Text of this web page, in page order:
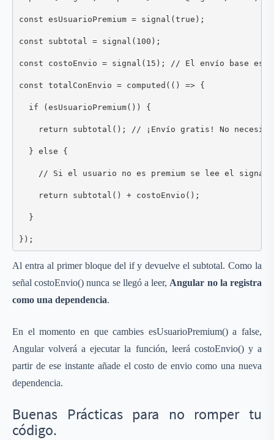
const esUsuarioPremium = signal(true);
const subtotal = signal(100);
const costoEnvio = signal(15); // El envío base es
const totalConEnvio = computed(() => {
  if (esUsuarioPremium()) {
return subtotal(); // ¡Envío gratis! No
  } else {
// Si el usuario no es premium se lee el signal
    return subtotal() + costoEnvio();
  }
});
Al entra al primer bloque del if y devuelve el subtotal. Como la
señal costoEnvio() nunca se llegó a leer, Angular no la registra
como una dependencia.
En el momento en que cambies esUsuarioPremium() a false,
Angular volverá a ejecutar la función, leerá costoEnvio() y a
partir de ese instante añade el costo de envio como una nueva
dependencia.
Buenas Prácticas para no romper tu
código.